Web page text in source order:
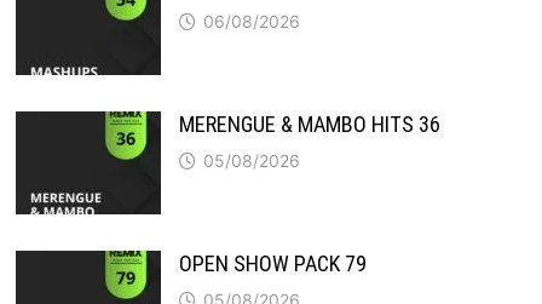
06/08/2026
MERENGUE & MAMBO HITS 36
05/08/2026
OPEN SHOW PACK 79